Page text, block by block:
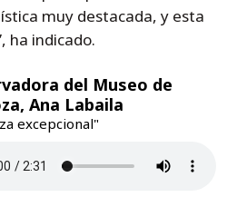
muy destacada, y esta
ha indicado.
del Museo de
Ana Labaila
excepcional"